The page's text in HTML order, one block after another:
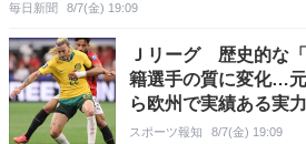
毎日新聞 8/7(金) 19:09
Ｊリーグ 歴史的な
籍選手の質に変化…
ら欧州で実績ある実
スポーツ報知 8/7(金) 19:09